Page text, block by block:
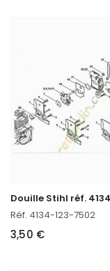
Réf. 4134-123-7502
3,50 €